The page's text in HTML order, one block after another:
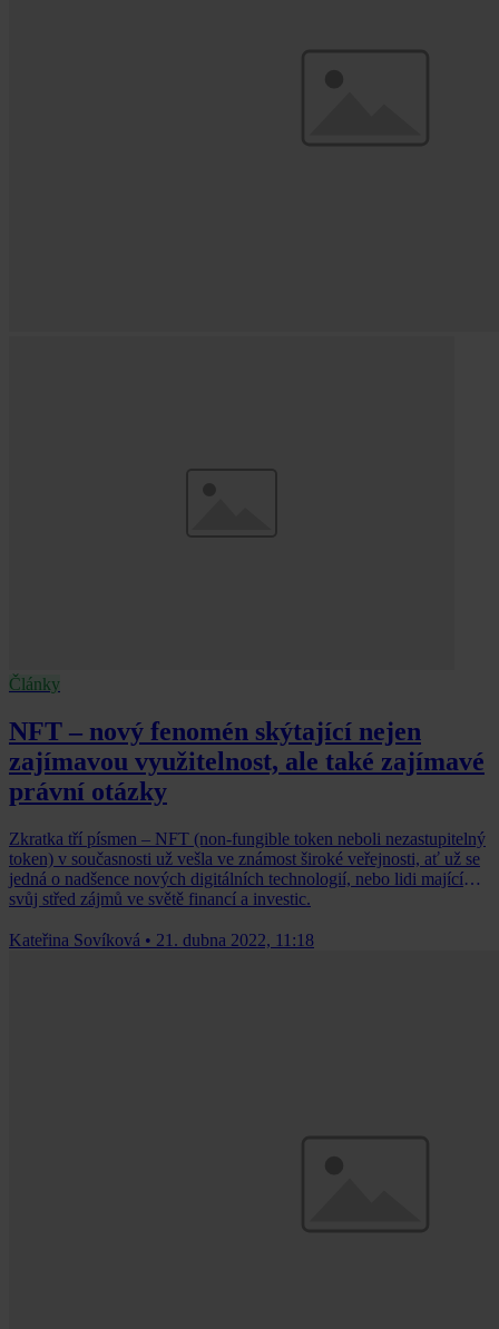
Články
NFT – nový fenomén skýtající nejen
zajímavou využitelnost, ale také zajímavé
právní otázky
Zkratka tří písmen – NFT (non-fungible token neboli nezastupitelný
token) v současnosti už vešla ve známost široké veřejnosti, ať už se
jedná o nadšence nových digitálních technologií, nebo lidi mající
svůj střed zájmů ve světě financí a investic.
Kateřina Sovíková • 21. dubna 2022, 11:18